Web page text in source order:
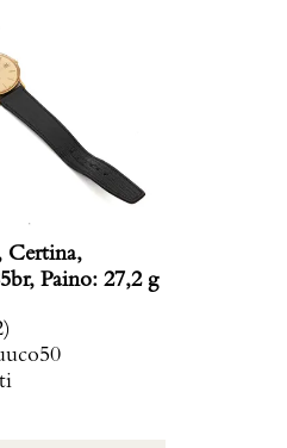
Certina,
Paino: 27,2 g